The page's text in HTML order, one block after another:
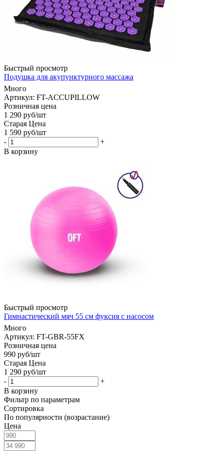
Быстрый просмотр
Подушка для акупунктурного массажа
Много
Артикул: FT-ACCUPILLOW
Розничная цена
1 290 руб/шт
Старая Цена
1 590 руб/шт
-
+
В корзину
Быстрый просмотр
Гимнастический мяч 55 см фуксия с насосом
Много
Артикул: FT-GBR-55FX
Розничная цена
990 руб/шт
Старая Цена
1 290 руб/шт
-
+
В корзину
Фильтр по параметрам
Сортировка
По популярности (возрастание)
Цена